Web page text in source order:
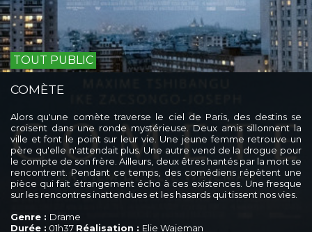
TOUT PUBLIC
COMÈTE
Alors qu'une comète traverse le ciel de Paris, des destins se
croisent dans une ronde mystérieuse. Deux amis sillonnent la
ville et font le point sur leur vie. Une jeune femme retrouve un
père qu'elle n'attendait plus. Une autre vend de la drogue pour
le compte de son frère. Ailleurs, deux êtres hantés par la mort se
rencontrent. Pendant ce temps, des comédiens répètent une
pièce qui fait étrangement écho à ces existences. Une fresque
sur les rencontres inattendues et les hasards qui tissent nos vies.
Genre : Drame
Durée : 01h37 Réalisation : Elie Wajeman